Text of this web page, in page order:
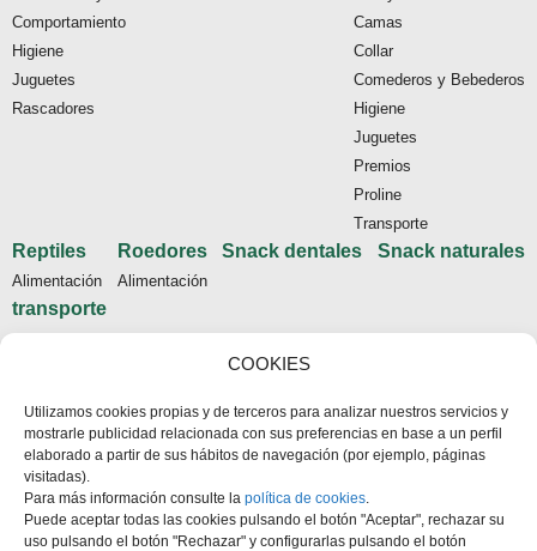
COOKIES
Utilizamos cookies propias y de terceros para analizar nuestros servicios y
mostrarle publicidad relacionada con sus preferencias en base a un perfil
elaborado a partir de sus hábitos de navegación (por ejemplo, páginas
visitadas).
Para más información consulte la política de cookies.
Puede aceptar todas las cookies pulsando el botón "Aceptar", rechazar su
uso pulsando el botón "Rechazar" y configurarlas pulsando el botón
Comportamiento
Higiene
Juguetes
Rascadores
Camas
Collar
Comederos y Bebederos
Higiene
Juguetes
Premios
Proline
Transporte
Reptiles
Alimentación
Roedores
Alimentación
Snack dentales Snack naturales
transporte
Contacto
Aviso legal
Política de cookies
Condiciones de compra